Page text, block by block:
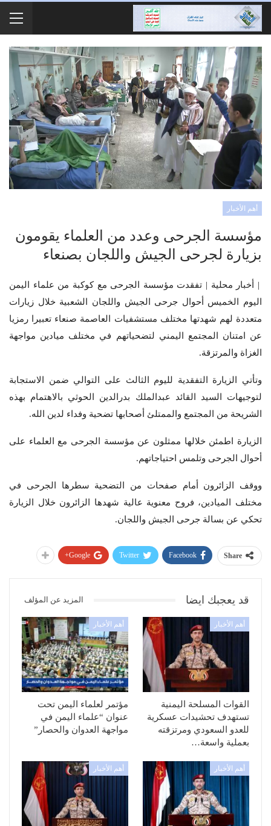
أهم الأخبار
مؤسسة الجرحى وعدد من العلماء يقومون
بزيارة لجرحى الجيش واللجان بصنعاء
| أخبار محلية | تفقدت مؤسسة الجرحى مع كوكبة من علماء اليمن
اليوم الخميس أحوال جرحى الجيش واللجان الشعبية خلال زيارات
متعددة لهم شهدتها مختلف مستشفيات العاصمة صنعاء تعبيرا رمزيا
عن امتنان المجتمع اليمني لتضحياتهم في مختلف ميادين مواجهة
الغزاة والمرتزقة.
وتأتي الزيارة التفقدية لليوم الثالث على التوالي ضمن الاستجابة
لتوجيهات السيد القائد عبدالملك بدرالدين الحوثي بالاهتمام بهذه
الشريحة من المجتمع والممتلئ أصحابها تضحية وفداء لدين الله.
الزيارة اطمئن خلالها ممثلون عن مؤسسة الجرحى مع العلماء على
أحوال الجرحى وتلمس احتياجاتهم.
ووقف الزائرون أمام صفحات من التضحية سطرها الجرحى في
مختلف الميادين، فروح معنوية عالية شهدها الزائرون خلال الزيارة
تحكي عن بسالة جرحى الجيش واللجان.
Share
Facebook
Twitter
Google+
قد يعجبك ايضا المزيد عن المؤلف
أهم الأخبار
القوات المسلحة اليمنية
تستهدف تحشيدات عسكرية
للعدو السعودي ومرتزقته
بعملية واسعة…
أهم الأخبار
مؤتمر لعلماء اليمن تحت
عنوان “علماء اليمن في
مواجهة العدوان والحصار”
أهم الأخبار أهم الأخبار